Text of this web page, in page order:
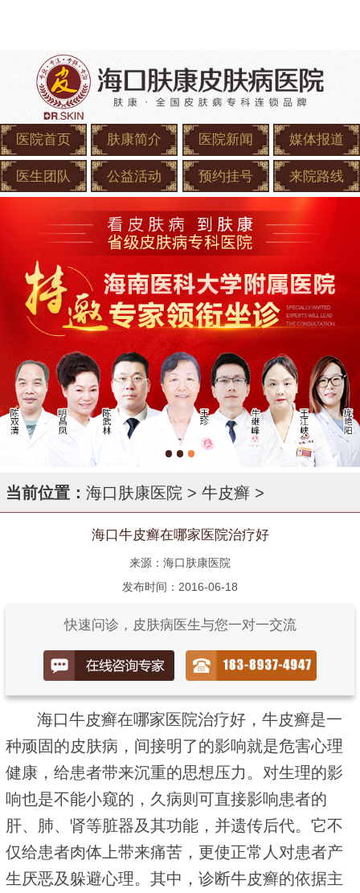
医院首页 肤康简介 医院新闻 媒体报道
医生团队 公益活动 预约挂号 来院路线
当前位置： 海口肤康医院 > 牛皮癣 >
海口牛皮癣在哪家医院治疗好
来源：海口肤康医院
发布时间：2016-06-18
快速问诊，皮肤病医生与您一对一交流
海口牛皮癣在哪家医院治疗好，牛皮癣是一
种顽固的皮肤病，间接明了的影响就是危害心理
健康，给患者带来沉重的思想压力。对生理的影
响也是不能小窥的，久病则可直接影响患者的
肝、肺、肾等脏器及其功能，并遗传后代。它不
仅给患者肉体上带来痛苦，更使正常人对患者产
生厌恶及躲避心理。其中，诊断牛皮癣的依据主